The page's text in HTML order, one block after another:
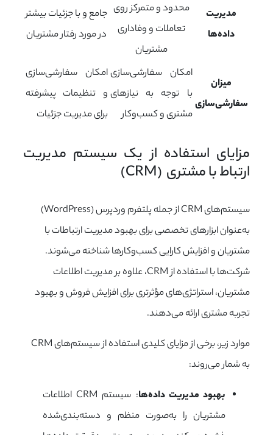
مدیریت
داده‌ها
محدود و متمرکز روی
تعاملات و وفاداری
مشتریان
جامع و با جزئیات بیشتر
در مورد رفتار مشتریان
میزان
سفارشی‌سازی
امکان سفارشی‌سازی
با توجه به نیازهای
مشتری و کسب‌وکار
امکان سفارشی‌سازی
و تنظیمات پیشرفته
برای مدیریت جزئیات
ارتباط با مشتری  (CRM)
سیستم‌های CRM از جمله پلتفرم وردپرس (WordPress)
به‌عنوان ابزارهای تخصصی برای بهبود مدیریت ارتباطات با
مشتریان و افزایش کارایی کسب‌وکارها شناخته می‌شوند.
شرکت‌ها با استفاده از CRM، علاوه بر مدیریت اطلاعات
مشتریان، استراتژی‌های مؤثرتری برای افزایش فروش و بهبود
تجربه مشتری ارائه می‌دهند.
موارد زیر، برخی از مزایای کلیدی استفاده از سیستم‌های CRM
به شمار می‌روند:
بهبود مدیریت داده‌ها
: سیستم CRM اطلاعات
مشتریان را به‌صورت منظم و دسته‌بندی‌شده